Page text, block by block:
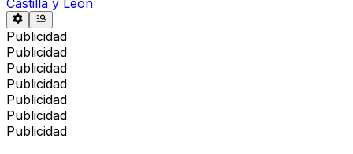
Castilla y León
Publicidad
Publicidad
Publicidad
Publicidad
Publicidad
Publicidad
Publicidad